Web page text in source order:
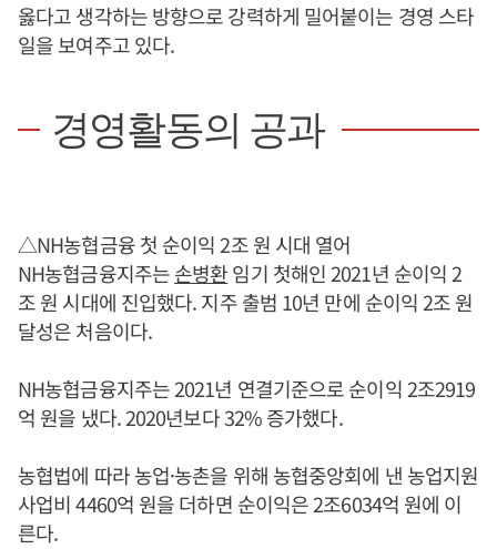
옳다고 생각하는 방향으로 강력하게 밀어붙이는 경영 스타
일을 보여주고 있다.
경영활동의 공과
△NH농협금융 첫 순이익 2조 원 시대 열어
NH농협금융지주는손병환임기 첫해인 2021년 순이익 2
조 원 시대에 진입했다. 지주 출범 10년 만에 순이익 2조 원
달성은 처음이다.
NH농협금융지주는 2021년 연결기준으로 순이익 2조2919
억 원을 냈다. 2020년보다 32% 증가했다.
농협법에 따라 농업·농촌을 위해 농협중앙회에 낸 농업지원
사업비 4460억 원을 더하면 순이익은 2조6034억 원에 이
른다.